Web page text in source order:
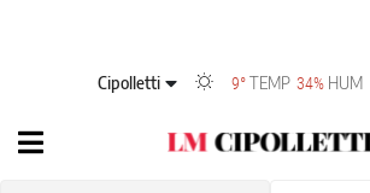
Cipolletti 9°TEMP 34% HUM